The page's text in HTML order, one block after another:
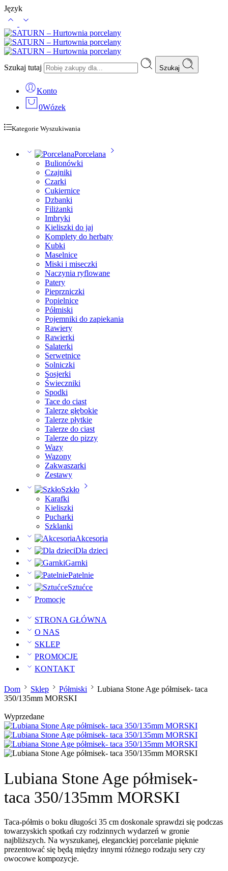
Język
Szukaj tutaj Szukaj
Konto
0Wózek
Kategorie Wyszukiwania
Porcelana
Bulionówki
Czajniki
Czarki
Cukiernice
Dzbanki
Filiżanki
Imbryki
Kieliszki do jaj
Komplety do herbaty
Kubki
Maselnice
Miski i miseczki
Naczynia ryflowane
Patery
Pieprzniczki
Popielnice
Półmiski
Pojemniki do zapiekania
Rawiery
Rawierki
Salaterki
Serwetnice
Solniczki
Sosjerki
Świeczniki
Spodki
Tace do ciast
Talerze głębokie
Talerze płytkie
Talerze do ciast
Talerze do pizzy
Wazy
Wazony
Zakwaszarki
Zestawy
Szkło
Karafki
Kieliszki
Pucharki
Szklanki
Akcesoria
Dla dzieci
Garnki
Patelnie
Sztućce
Promocje
STRONA GŁÓWNA
O NAS
SKLEP
PROMOCJE
KONTAKT
Dom Sklep Półmiski
Lubiana Stone Age półmisek- taca
350/135mm MORSKI
Wyprzedane
Lubiana Stone Age półmisek-
taca 350/135mm MORSKI
Taca-półmis o boku długości 35 cm doskonale sprawdzi się podczas
towarzyskich spotkań czy rodzinnych wydarzeń w gronie
najbliższych. Na wyszukanej, eleganckiej porcelanie pięknie
prezentować się będą między innymi różnego rodzaju sery czy
owocowe kompozycje.